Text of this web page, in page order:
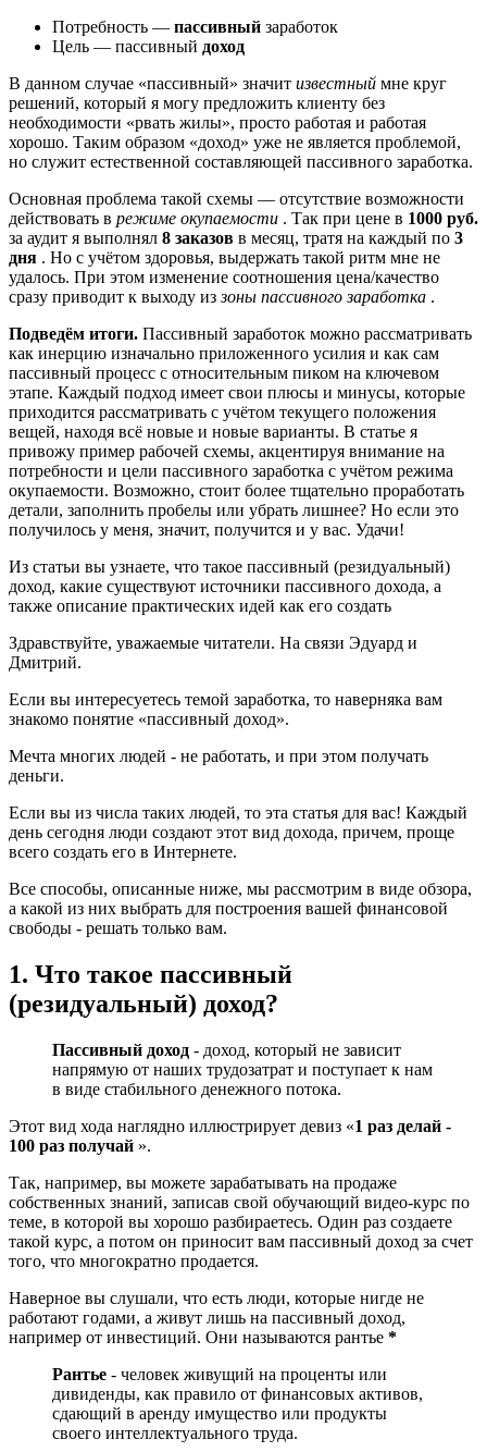
Потребность — пассивный заработок
Цель — пассивный доход
В данном случае «пассивный» значит известный мне круг
решений, который я могу предложить клиенту без
необходимости «рвать жилы», просто работая и работая
хорошо. Таким образом «доход» уже не является проблемой,
но служит естественной составляющей пассивного заработка.
Основная проблема такой схемы — отсутствие возможности
действовать в режиме окупаемости . Так при цене в 1000 руб.
за аудит я выполнял 8 заказов в месяц, тратя на каждый по 3
дня . Но с учётом здоровья, выдержать такой ритм мне не
удалось. При этом изменение соотношения цена/качество
сразу приводит к выходу иззоны пассивного заработка .
Подведём итоги. Пассивный заработок можно рассматривать
как инерцию изначально приложенного усилия и как сам
пассивный процесс с относительным пиком на ключевом
этапе. Каждый подход имеет свои плюсы и минусы, которые
приходится рассматривать с учётом текущего положения
вещей, находя всё новые и новые варианты. В статье я
привожу пример рабочей схемы, акцентируя внимание на
потребности и цели пассивного заработка с учётом режима
окупаемости. Возможно, стоит более тщательно проработать
детали, заполнить пробелы или убрать лишнее? Но если это
получилось у меня, значит, получится и у вас. Удачи!
Из статьи вы узнаете, что такое пассивный (резидуальный)
доход, какие существуют источники пассивного дохода, а
также описание практических идей как его создать
Здравствуйте, уважаемые читатели. На связи Эдуард и
Дмитрий.
Если вы интересуетесь темой заработка, то наверняка вам
знакомо понятие «пассивный доход».
Мечта многих людей - не работать, и при этом получать
деньги.
Если вы из числа таких людей, то эта статья для вас! Каждый
день сегодня люди создают этот вид дохода, причем, проще
всего создать его в Интернете.
Все способы, описанные ниже, мы рассмотрим в виде обзора,
а какой из них выбрать для построения вашей финансовой
свободы - решать только вам.
1. Что такое пассивный
(резидуальный) доход?
Пассивный доход - доход, который не зависит
напрямую от наших трудозатрат и поступает к нам
в виде стабильного денежного потока.
Этот вид хода наглядно иллюстрирует девиз «1 раз делай -
100 раз получай ».
Так, например, вы можете зарабатывать на продаже
собственных знаний, записав свой обучающий видео-курс по
теме, в которой вы хорошо разбираетесь. Один раз создаете
такой курс, а потом он приносит вам пассивный доход за счет
того, что многократно продается.
Наверное вы слушали, что есть люди, которые нигде не
работают годами, а живут лишь на пассивный доход,
например от инвестиций. Они называются рантье *
Рантье - человек живущий на проценты или
дивиденды, как правило от финансовых активов,
сдающий в аренду имущество или продукты
своего интеллектуального труда.